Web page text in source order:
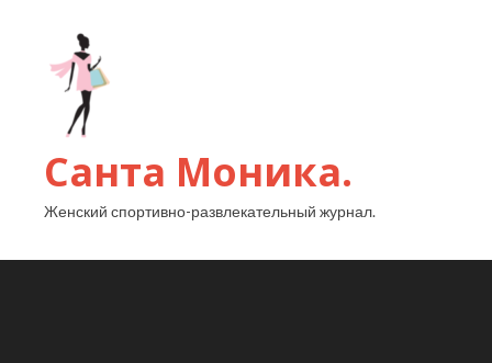
Санта Моника.
Женский спортивно-развлекательный журнал.